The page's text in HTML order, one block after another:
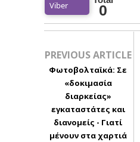
Viber 0
PREVIOUS ARTICLE
Φωτοβολταϊκά: Σε
«δοκιμασία
διαρκείας»
εγκαταστάτες και
διανομείς - Γιατί
μένουν στα χαρτιά